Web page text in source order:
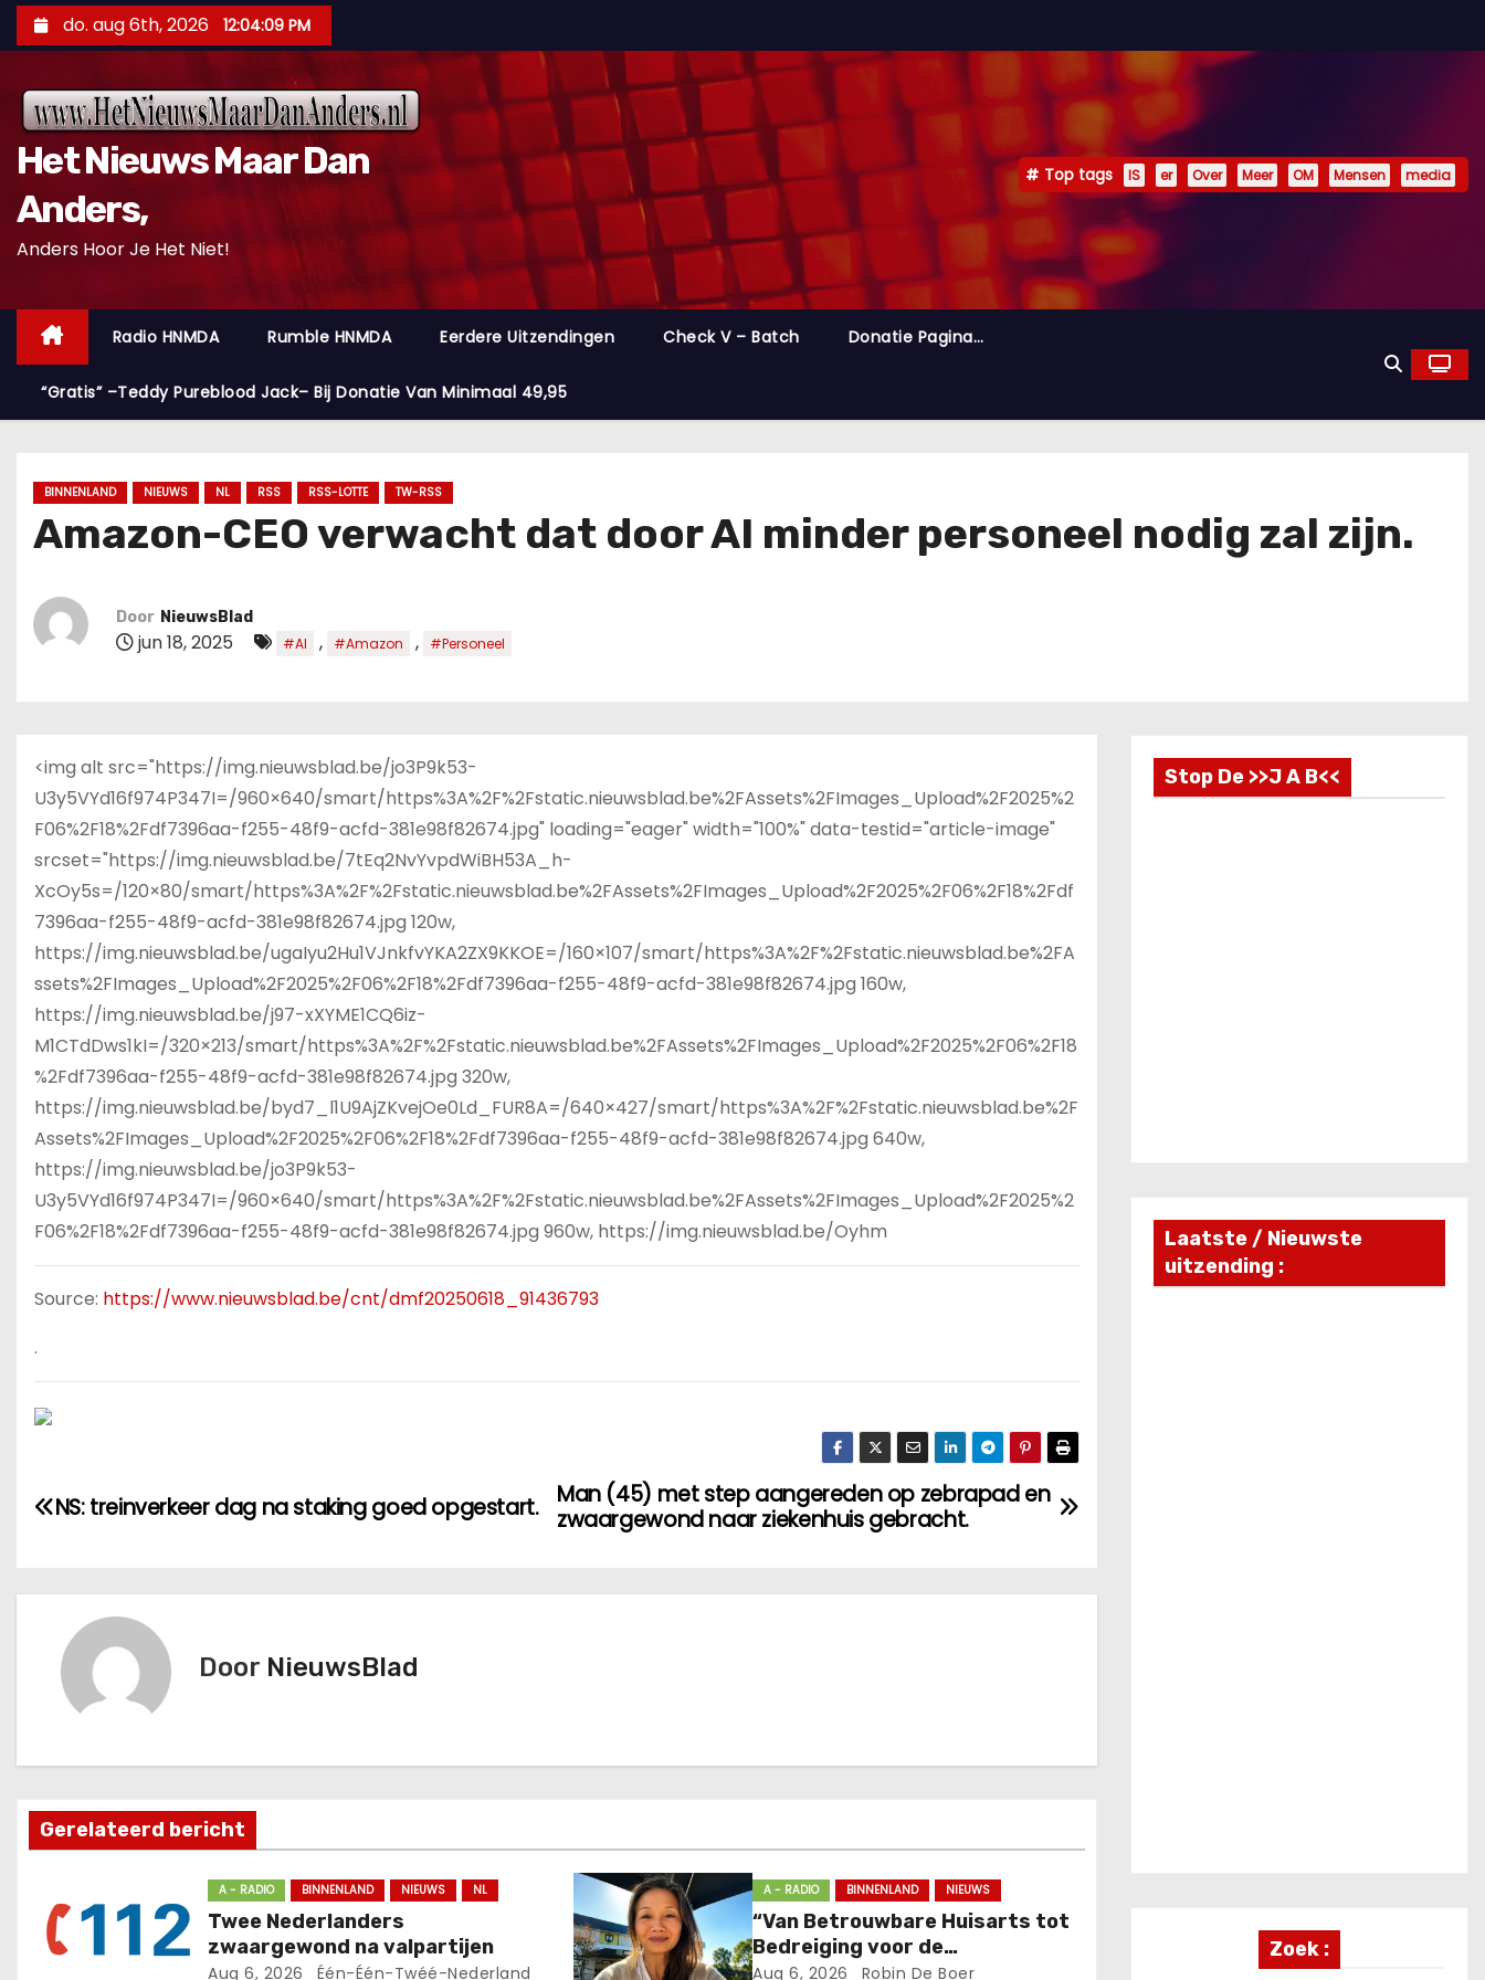
o
n
do. aug 6th, 2026 12:04:10 PM
Het Nieuws Maar Dan
Anders,
Anders Hoor Je Het Niet!
Top tags IS er Over Meer OM Mensen media
Radio HNMDA Rumble HNMDA Eerdere Uitzendingen Check V – Batch Donatie Pagina…
“Gratis” –Teddy Pureblood Jack– Bij Donatie Van Minimaal 49,95
BINNENLAND NIEUWS NL RSS RSS-LOTTE TW-RSS
Amazon-CEO verwacht dat door AI minder personeel nodig zal zijn.
Door NieuwsBlad
jun 18, 2025 #AI , #Amazon , #Personeel
<img alt src="https://img.nieuwsblad.be/jo3P9k53-
U3y5VYd16f974P347I=/960×640/smart/https%3A%2F%2Fstatic.nieuwsblad.be%2FAssets%2FImages_Upload%2F2025%2
F06%2F18%2Fdf7396aa-f255-48f9-acfd-381e98f82674.jpg" loading="eager" width="100%" data-testid="article-image"
srcset="https://img.nieuwsblad.be/7tEq2NvYvpdWiBH53A_h-
XcOy5s=/120×80/smart/https%3A%2F%2Fstatic.nieuwsblad.be%2FAssets%2FImages_Upload%2F2025%2F06%2F18%2Fdf
7396aa-f255-48f9-acfd-381e98f82674.jpg 120w,
https://img.nieuwsblad.be/ugaIyu2Hu1VJnkfvYKA2ZX9KKOE=/160×107/smart/https%3A%2F%2Fstatic.nieuwsblad.be%2FA
ssets%2FImages_Upload%2F2025%2F06%2F18%2Fdf7396aa-f255-48f9-acfd-381e98f82674.jpg 160w,
https://img.nieuwsblad.be/j97-xXYME1CQ6iz-
M1CTdDws1kI=/320×213/smart/https%3A%2F%2Fstatic.nieuwsblad.be%2FAssets%2FImages_Upload%2F2025%2F06%2F18
%2Fdf7396aa-f255-48f9-acfd-381e98f82674.jpg 320w,
https://img.nieuwsblad.be/byd7_l1U9AjZKvejOe0Ld_FUR8A=/640×427/smart/https%3A%2F%2Fstatic.nieuwsblad.be%2F
Assets%2FImages_Upload%2F2025%2F06%2F18%2Fdf7396aa-f255-48f9-acfd-381e98f82674.jpg 640w,
https://img.nieuwsblad.be/jo3P9k53-
U3y5VYd16f974P347I=/960×640/smart/https%3A%2F%2Fstatic.nieuwsblad.be%2FAssets%2FImages_Upload%2F2025%2
F06%2F18%2Fdf7396aa-f255-48f9-acfd-381e98f82674.jpg 960w, https://img.nieuwsblad.be/Oyhm
Source: https://www.nieuwsblad.be/cnt/dmf20250618_91436793
.
B
r
n
v
Man (45) met step aangereden op zebrapad en
zwaargewond naar ziekenhuis gebracht.
NS: treinverkeer dag na staking goed opgestart.
Door NieuwsBlad
Gerelateerd bericht
A - RADIO BINNENLAND NIEUWS NL
Twee Nederlanders
zwaargewond na valpartijen
Aug 6, 2026 Één-Één-Twéé-Nederland
A - RADIO BINNENLAND NIEUWS
“Van Betrouwbare Huisarts tot
Bedreiging voor de
Volksgezondheid: De
Aug 6, 2026 Robin De Boer
Stop De >>J A B<<
Laatste / Nieuwste
uitzending :
Zoek :